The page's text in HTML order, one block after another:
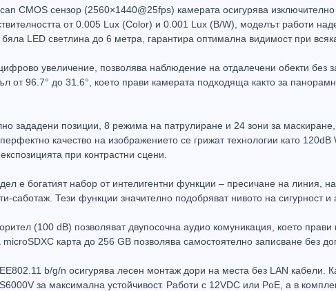
Купи
€0.58
Купи
CMOS сензор (2560×1440@25fps) камерата осигурява изключително
от 0.005 Lux (Color) и 0.001 Lux (B/W), моделът работи
LED светлина до 6 метра, гарантира оптимална видимост при
увеличение, позволява наблюдение на отдалечени обекти без
от 96.7° до 31.6°, което прави камерата подходяща както за
зададени позиции, 8 режима на патрулиране и 24 зони за
качество на изображението се грижат технологии като
при контрастни сцени.
е богатият набор от интелигентни функции – пресичане на линия,
саботаж. Тези функции значително подобряват нивото на сигурност и
(100 dB) позволяват двупосочна аудио комуникация, което
карта до 256 GB позволява самостоятелно записване без
b/g/n осигурява лесен монтаж дори на места без LAN кабели.
за максимална устойчивост. Работи с 12VDC или PoE, а в